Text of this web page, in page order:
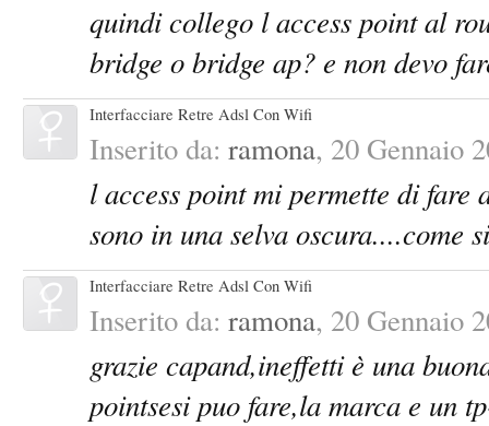
quindi collego l access point al
bridge o bridge ap? e non devo
Interfacciare Retre Adsl Con Wifi
Inserito da: ramona, 20 Gennaio
l access point mi permette di fare
sono in una selva oscura....come
Interfacciare Retre Adsl Con Wifi
Inserito da: ramona, 20 Gennaio
grazie capand,ineffetti è una
pointsesi puo fare,la marca e un